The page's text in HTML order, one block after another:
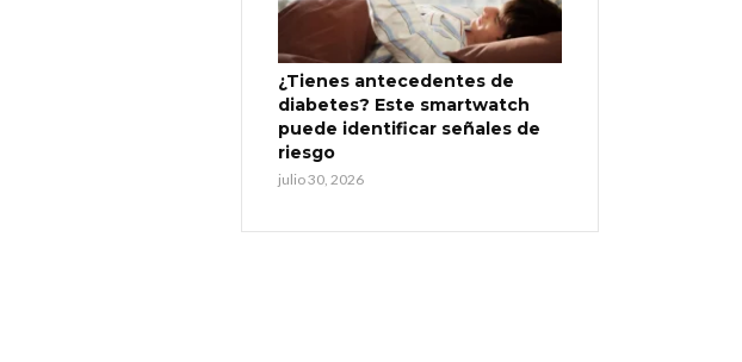
¿Tienes antecedentes de
diabetes? Este smartwatch
puede identificar señales de
riesgo
julio 30, 2026